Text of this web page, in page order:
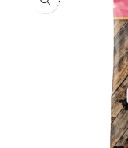
OUT